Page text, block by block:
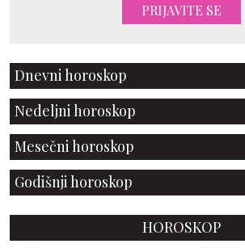
PRIJAVITE SE
Dnevni horoskop
Nedeljni horoskop
Mesečni horoskop
Godišnji horoskop
HOROSKOP